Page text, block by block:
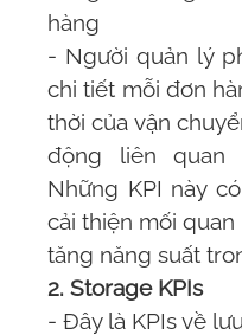
hàng
- Người quản lý
chi tiết mỗi đơn
thời của vận
động liên quan
Những KPI này
cải thiện mối quan
tăng năng suất
2. Storage KPIs
- Đây là KPIs về